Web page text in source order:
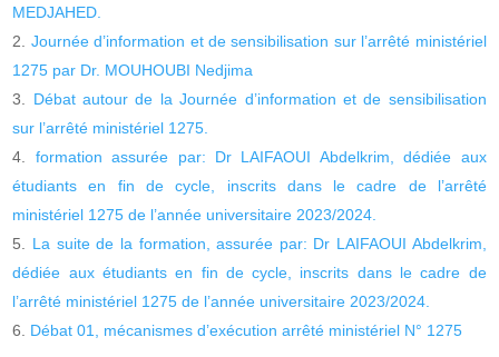
MEDJAHED.
Journée d’information et de sensibilisation sur l’arrêté ministériel
1275 par Dr. MOUHOUBI Nedjima
Débat autour de la Journée d’information et de sensibilisation
sur l’arrêté ministériel 1275.
formation assurée par: Dr LAIFAOUI Abdelkrim, dédiée aux
étudiants en fin de cycle, inscrits dans le cadre de l’arrêté
ministériel 1275 de l’année universitaire 2023/2024.
La suite de la formation, assurée par: Dr LAIFAOUI Abdelkrim,
dédiée aux étudiants en fin de cycle, inscrits dans le cadre de
l’arrêté ministériel 1275 de l’année universitaire 2023/2024.
Débat 01, mécanismes d’exécution arrêté ministériel N° 1275